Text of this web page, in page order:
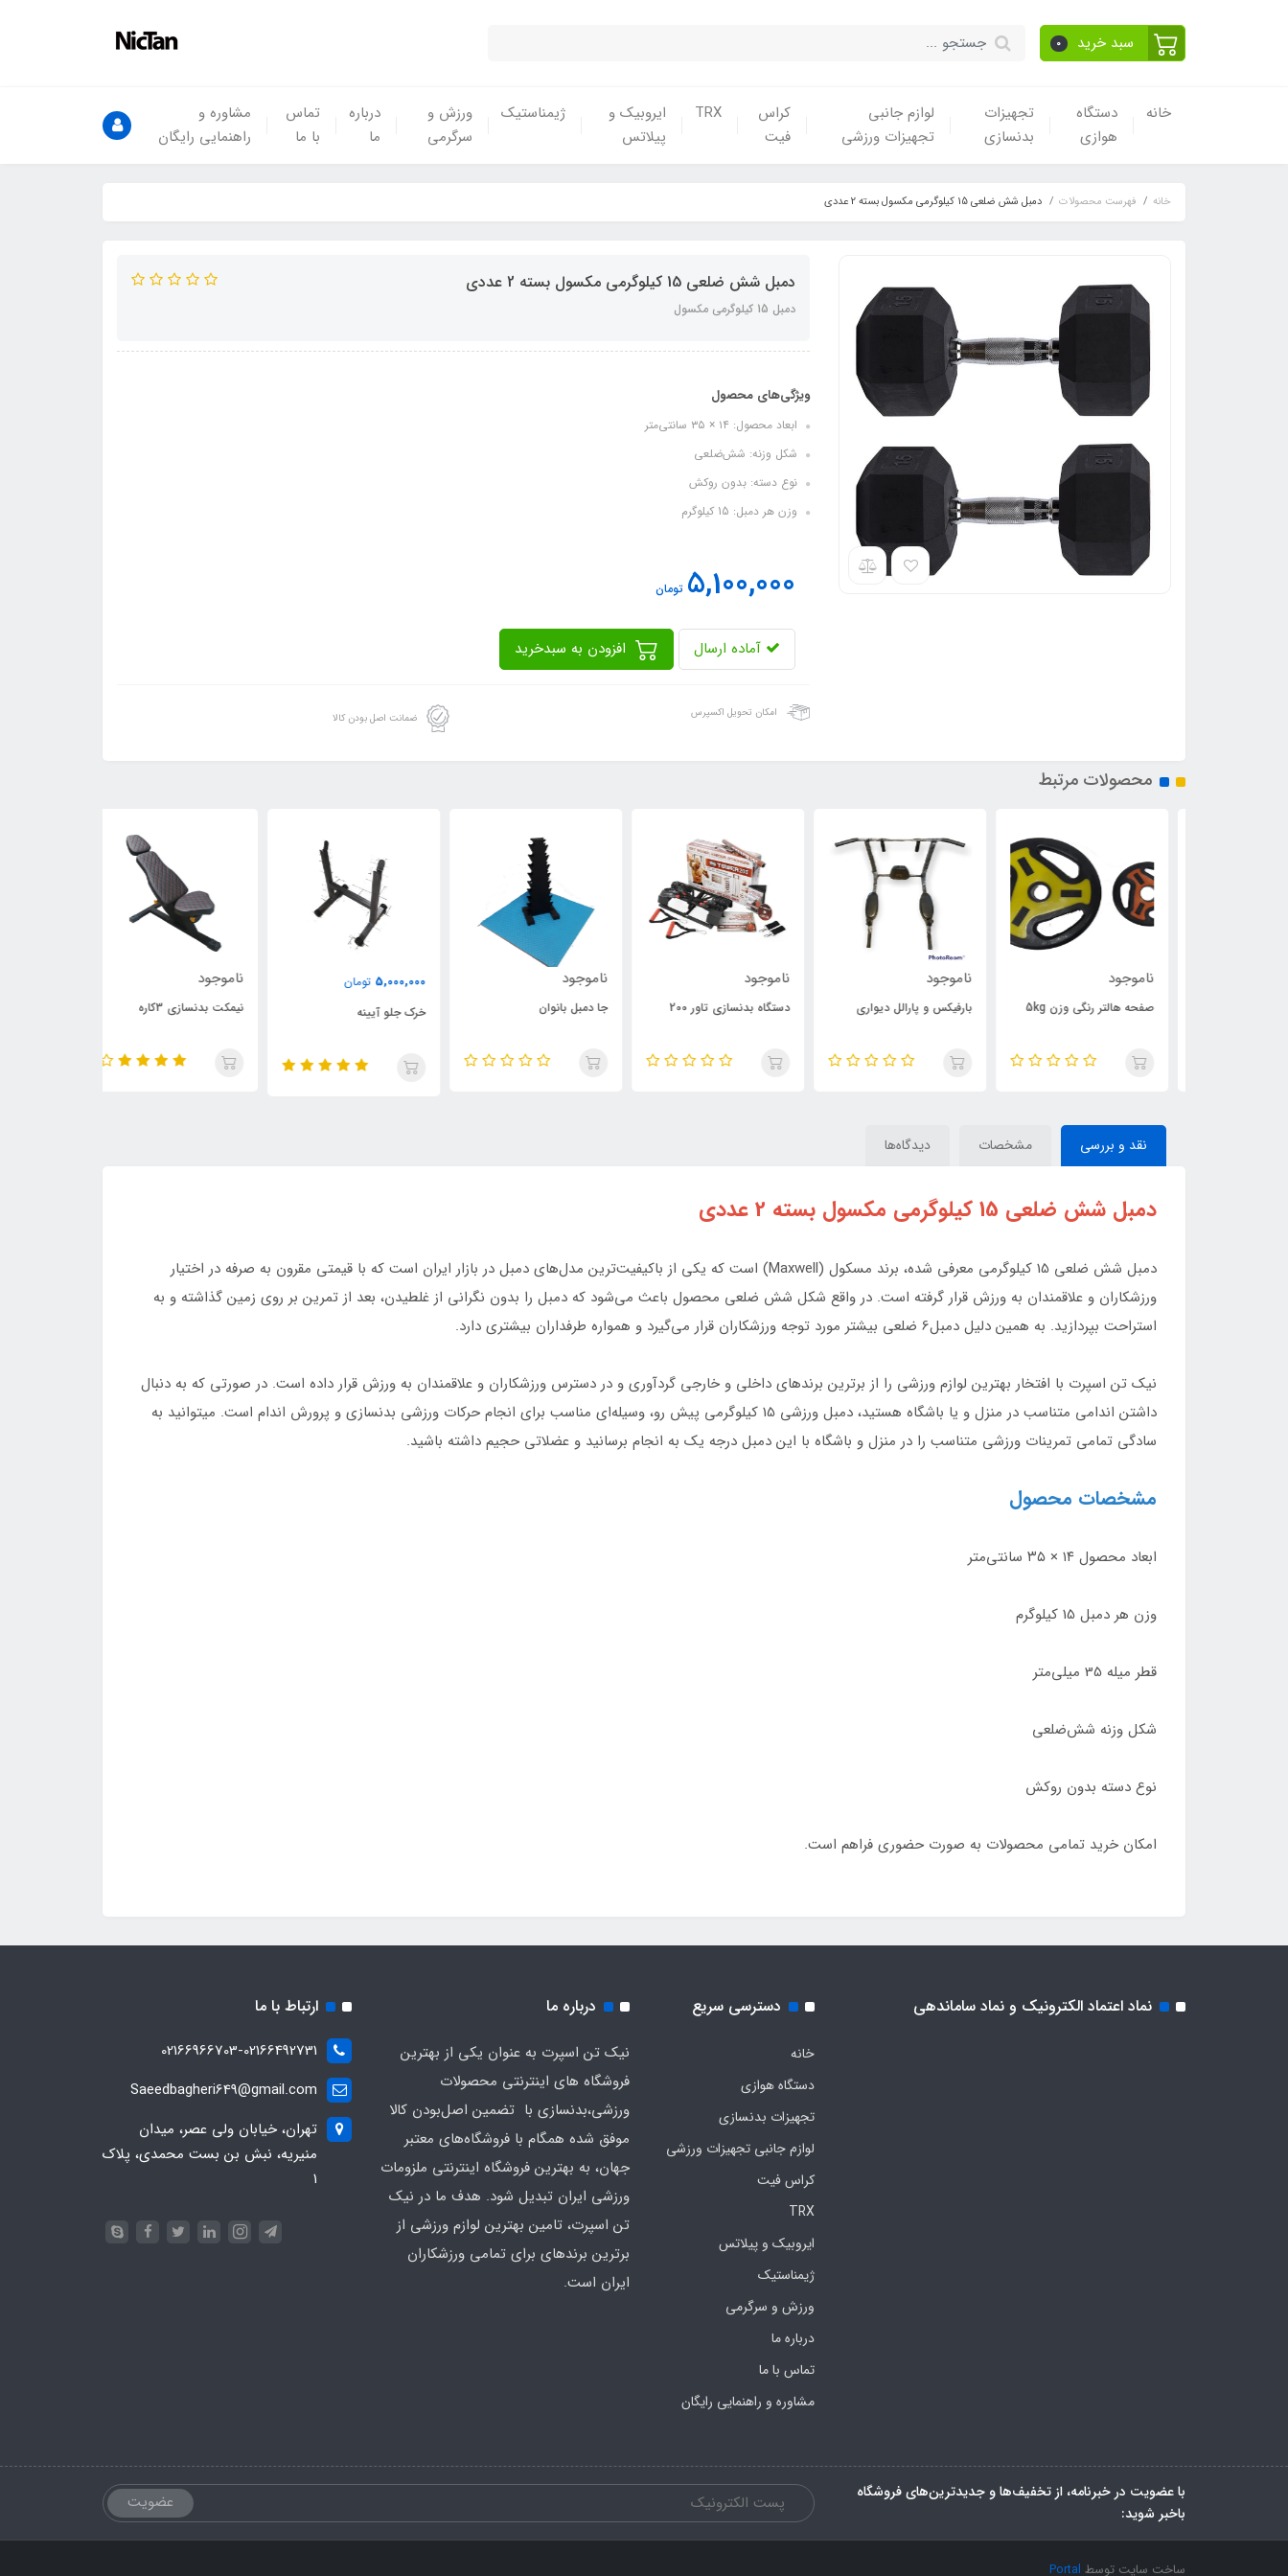
سبد خرید 0
خانه
دستگاه
هوازی
تجهیزات
بدنسازی
لوازم جانبی
تجهیزات ورزشی
کراس
فیت
TRX
ایروبیک و
پیلاتس
ژیمناستیک
ورزش و
سرگرمی
درباره
ما
تماس
با ما
مشاوره و
راهنمایی رایگان
خانه فهرست محصولات دمبل شش ضلعی 15 کیلوگرمی مکسول بسته 2 عددی
دمبل شش ضلعی 15 کیلوگرمی مکسول بسته 2 عددی
دمبل 15 کیلوگرمی مکسول
ویژگی‌های محصول
ابعاد محصول: ۱۴ × ۳۵ سانتی‌متر
شکل وزنه: شش‌ضلعی
نوع دسته: بدون روکش
وزن هر دمبل: 15 کیلوگرم
5,100,000 تومان
آماده ارسال
امکان تحویل اکسپرس ضمانت اصل بودن کالا
محصولات مرتبط
ناموجود
صفحه هالتر رنگی وزن 5kg
ناموجود
بارفیکس و پارالل دیواری
ناموجود
دستگاه بدنسازی تاور 200
ناموجود
جا دمبل بانوان
5,000,000 تومان
خرک جلو آیینه
ناموجود
نیمکت بدنسازی 3کاره
نقد و بررسی مشخصات دیدگاه‌ها
دمبل شش ضلعی 15 کیلوگرمی مکسول بسته 2 عددی
دمبل شش ضلعی 15 کیلوگرمی معرفی شده، برند مسکول (Maxwell) است که یکی از باکیفیت‌ترین مدل‌های دمبل در بازار ایران است که با قیمتی مقرون به صرفه در اختیار
ورزشکاران و علاقمندان به ورزش قرار گرفته است. در واقع شکل شش ضلعی محصول باعث می‌شود که دمبل را بدون نگرانی از غلطیدن، بعد از تمرین بر روی زمین گذاشته و به
استراحت بپردازید. به همین دلیل دمبل6 ضلعی بیشتر مورد توجه ورزشکاران قرار می‌گیرد و همواره طرفداران بیشتری دارد.
نیک تن اسپرت با افتخار بهترین لوازم ورزشی را از برترین برندهای داخلی و خارجی گردآوری و در دسترس ورزشکاران و علاقمندان به ورزش قرار داده است. در صورتی که به دنبال
داشتن اندامی متناسب در منزل و یا باشگاه هستید، دمبل ورزشی 15 کیلوگرمی پیش رو، وسیله‌ای مناسب برای انجام حرکات ورزشی بدنسازی و پرورش اندام است. میتوانید به
سادگی تمامی تمرینات ورزشی متناسب را در منزل و باشگاه با این دمبل درجه یک به انجام برسانید و عضلاتی حجیم داشته باشید.
مشخصات محصول
ابعاد محصول ۱۴ × ۳۵ سانتی‌متر
وزن هر دمبل 15 کیلوگرم
قطر میله 35 میلی‌متر
شکل وزنه شش‌ضلعی
نوع دسته بدون روکش
امکان خرید تمامی محصولات به صورت حضوری فراهم است.
نماد اعتماد الکترونیک و نماد ساماندهی دسترسی سریع
خانه
دستگاه هوازی
تجهیزات بدنسازی
لوازم جانبی تجهیزات ورزشی
کراس فیت
TRX
ایروبیک و پیلاتس
ژیمناستیک
ورزش و سرگرمی
درباره ما
تماس با ما
مشاوره و راهنمایی رایگان
درباره ما
نیک تن اسپرت به عنوان یکی از بهترین
فروشگاه های اینترنتی محصولات
ورزشی،بدنسازی با تضمین اصل‌بودن کالا
موفق شده همگام با فروشگاه‌های معتبر
جهان، به بهترین فروشگاه اینترنتی ملزومات
ورزشی ایران تبدیل شود. هدف ما در نیک
تن اسپرت، تامین بهترین لوازم ورزشی از
برترین برندهای برای تمامی ورزشکاران
ایران است.
ارتباط با ما
02166966703-02166492731
Saeedbagheri649@gmail.com
تهران، خیابان ولی عصر، میدان
منیریه، نبش بن بست محمدی، پلاک
۱
با عضویت در خبرنامه، از تخفیف‌ها و جدیدترین‌های فروشگاه
باخبر شوید:
عضویت
ساخت سایت توسط Portal